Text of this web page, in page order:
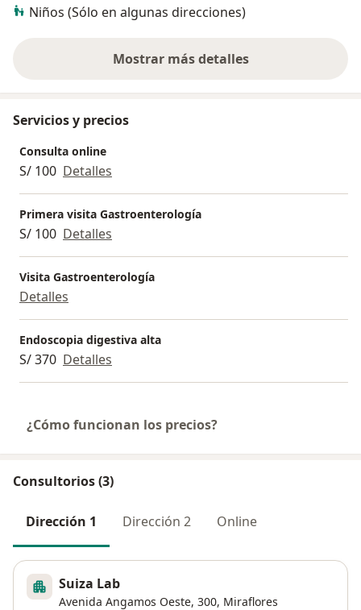
Niños (Sólo en algunas direcciones)
Mostrar más detalles
sobre la experiencia
Servicios y precios
Consulta online
S/ 100 Detalles
Primera visita Gastroenterología
S/ 100 Detalles
Visita Gastroenterología
Detalles
Endoscopia digestiva alta
S/ 370 Detalles
¿Cómo funcionan los precios?
Consultorios (3)
Dirección 1 Dirección 2 Online
Suiza Lab
Avenida Angamos Oeste, 300, Miraflores